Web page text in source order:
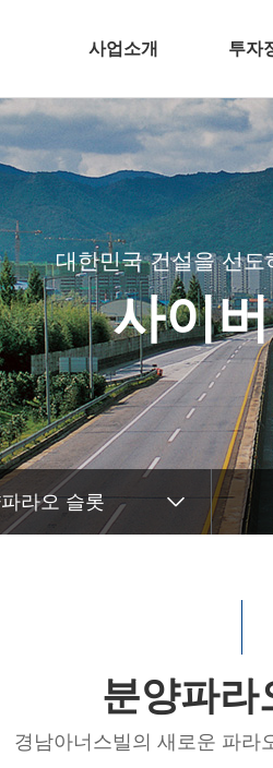
메이저
사업소개
건축
주택개발
토목
플랜트
환경
해외
인테리어
투자
전자
대한민국 건설을 선
사이
라오 슬롯
분양파라
경남아너스빌의 새로운 파라